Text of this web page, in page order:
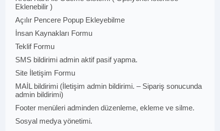
Eklenebilir )
Açılır Pencere Popup Ekleyebilme
İnsan Kaynakları Formu
Teklif Formu
SMS bildirimi admin aktif pasif yapma.
Site İletişim Formu
MAİL bildirimi (İletişim admin bildirimi. – Sipariş sonucunda
admin bildirimi)
Footer menüleri adminden düzenleme, ekleme ve silme.
Sosyal medya yönetimi.